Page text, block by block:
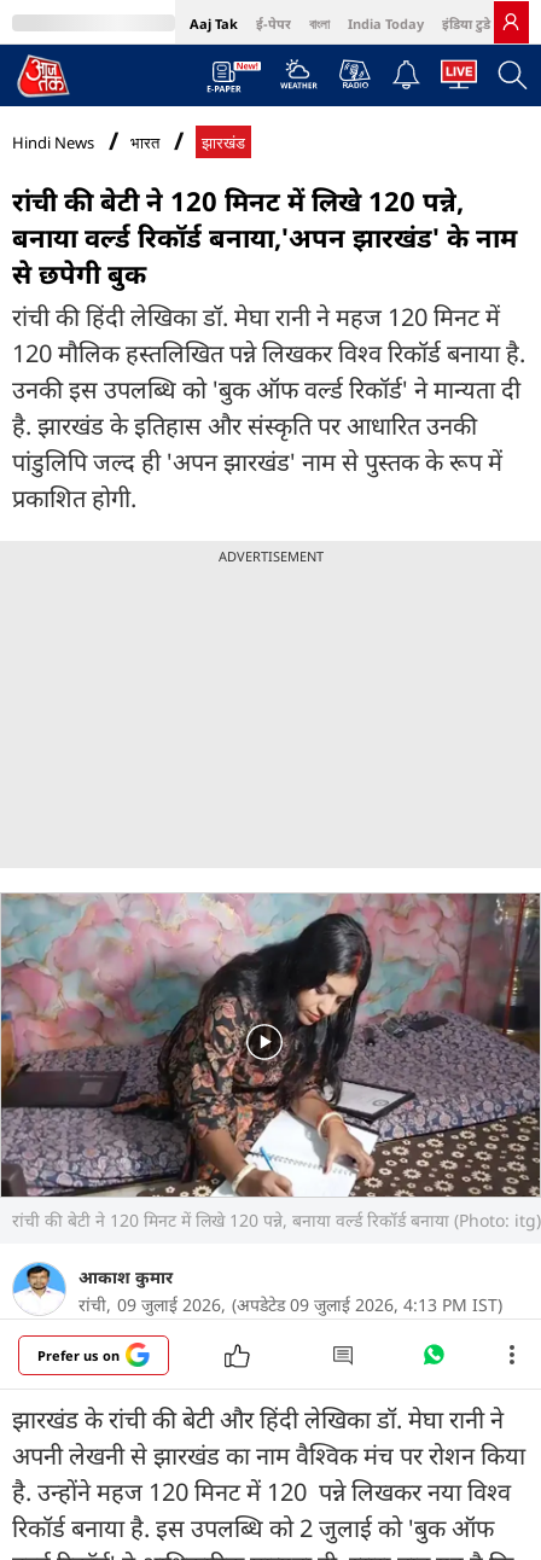
Aaj Tak ई-पेपर বাংলা India Today इंडिया टुडे हिंदी
MumbaiTak Cosmopolitan Harper's Bazaar Northeast
Hindi News भारत झारखंड
रांची की बेटी ने 120 मिनट में लिखे 120 पन्ने,
बनाया वर्ल्ड रिकॉर्ड बनाया,'अपन झारखंड' के नाम
से छपेगी बुक
रांची की हिंदी लेखिका डॉ. मेघा रानी ने महज 120 मिनट में
120 मौलिक हस्तलिखित पन्ने लिखकर विश्व रिकॉर्ड बनाया है.
उनकी इस उपलब्धि को 'बुक ऑफ वर्ल्ड रिकॉर्ड' ने मान्यता दी
है. झारखंड के इतिहास और संस्कृति पर आधारित उनकी
पांडुलिपि जल्द ही 'अपन झारखंड' नाम से पुस्तक के रूप में
प्रकाशित होगी.
ADVERTISEMENT
रांची की बेटी ने 120 मिनट में लिखे 120 पन्ने, बनाया वर्ल्ड रिकॉर्ड बनाया (Photo: itg)
आकाश कुमार
रांची, 09 जुलाई 2026, (अपडेटेड 09 जुलाई 2026, 4:13 PM IST)
Prefer us on
झारखंड के रांची की बेटी और हिंदी लेखिका डॉ. मेघा रानी ने
अपनी लेखनी से झारखंड का नाम वैश्विक मंच पर रोशन किया
है. उन्होंने महज 120 मिनट में 120 पन्ने लिखकर नया विश्व
रिकॉर्ड बनाया है. इस उपलब्धि को 2 जुलाई को 'बुक ऑफ